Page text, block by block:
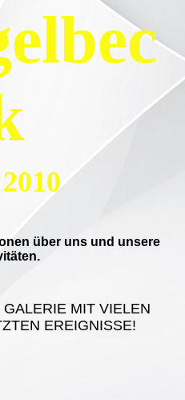
über uns und unsere
MIT VIELEN
EREIGNISSE!